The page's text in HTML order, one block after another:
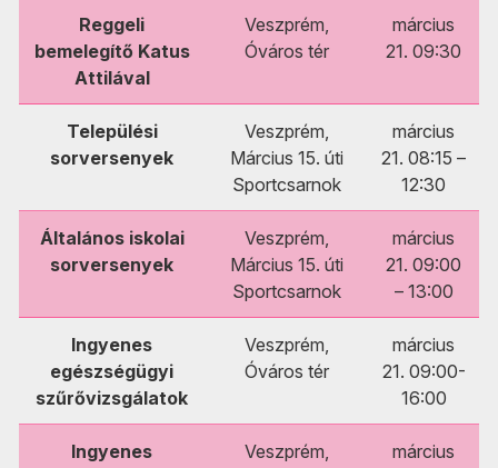
Reggeli
bemelegítő Katus
Attilával
Veszprém,
Óváros tér
március
21. 09:30
Települési
sorversenyek
Veszprém,
Március 15. úti
Sportcsarnok
március
21. 08:15 –
12:30
Általános iskolai
sorversenyek
Veszprém,
Március 15. úti
Sportcsarnok
március
21. 09:00
– 13:00
Ingyenes
egészségügyi
szűrővizsgálatok
Veszprém,
Óváros tér
március
21. 09:00-
16:00
Ingyenes
Veszprém,
március